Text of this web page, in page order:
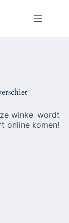
winkel wordt
online komen!